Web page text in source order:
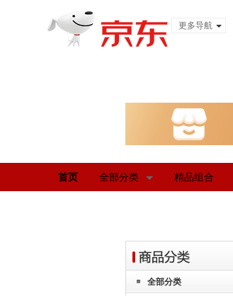
更多导航
首页 全部分类 精品组合
全部分类